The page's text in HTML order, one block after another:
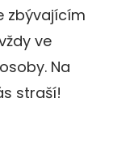
zbývajícím
ve
Na
straší!